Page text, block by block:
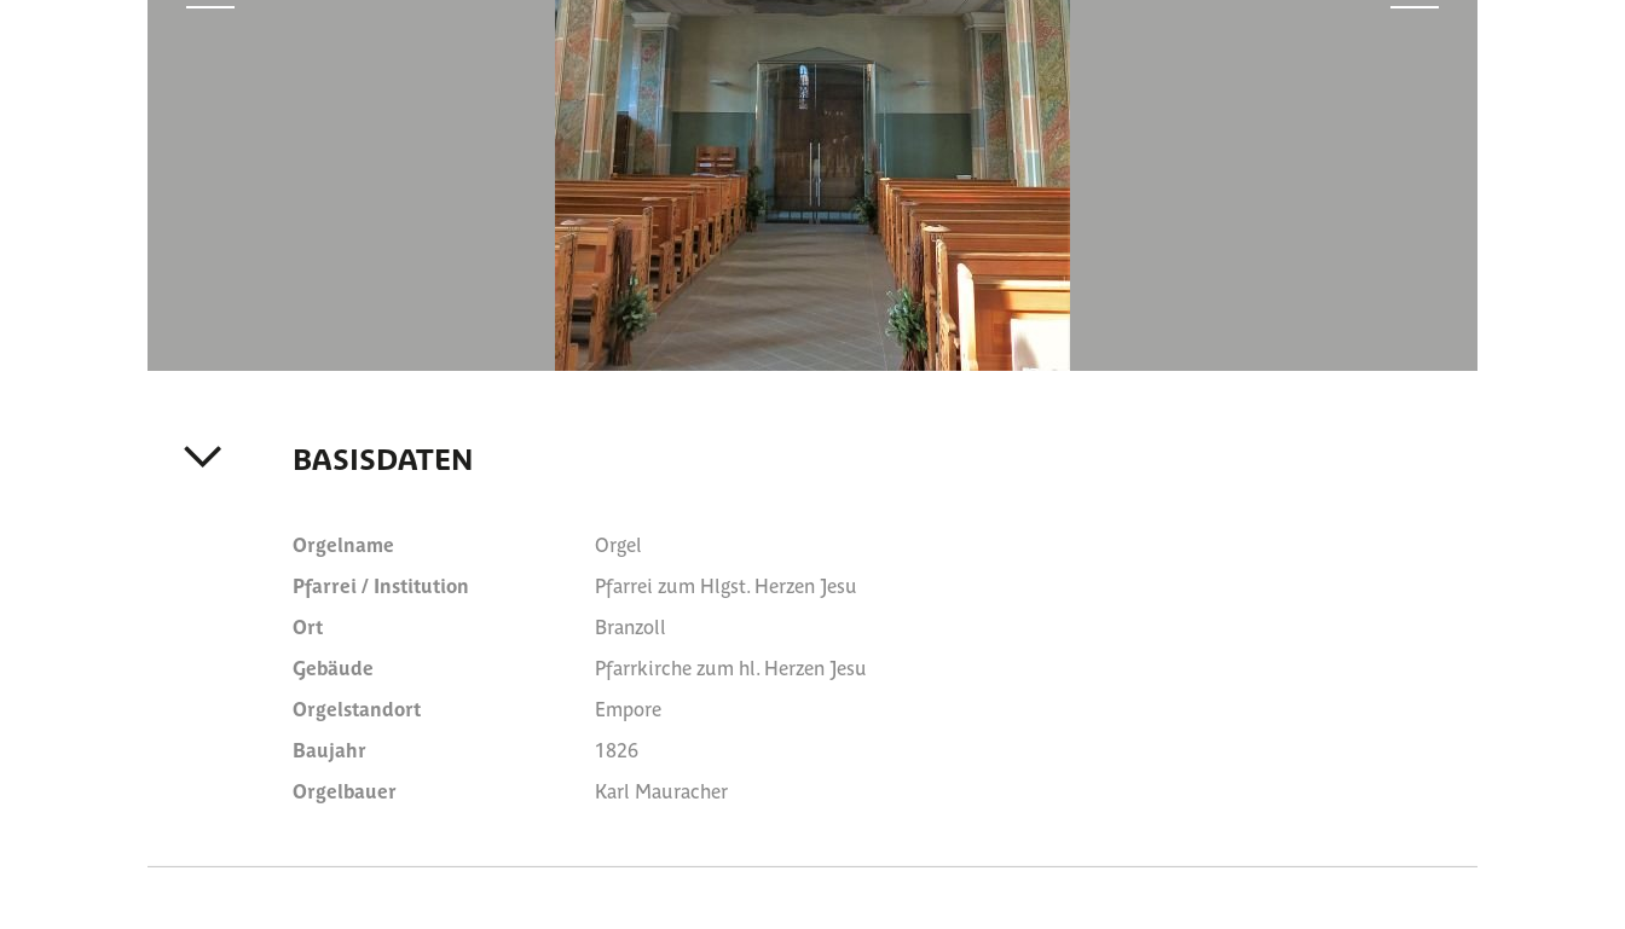
BASISDATEN
Orgelname
Orgel
Pfarrei / Institution
Pfarrei zum Hlgst. Herzen Jesu
Ort
Branzoll
Gebäude
Pfarrkirche zum hl. Herzen Jesu
Orgelstandort
Empore
Baujahr
1826
Orgelbauer
Karl Mauracher